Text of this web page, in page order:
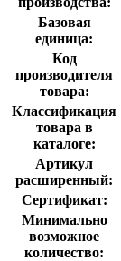
Базовая
единица:
Код
производителя
товара:
Классификация
товара в
каталоге:
Артикул
расширенный:
Сертификат:
Минимально
возможное
количество: